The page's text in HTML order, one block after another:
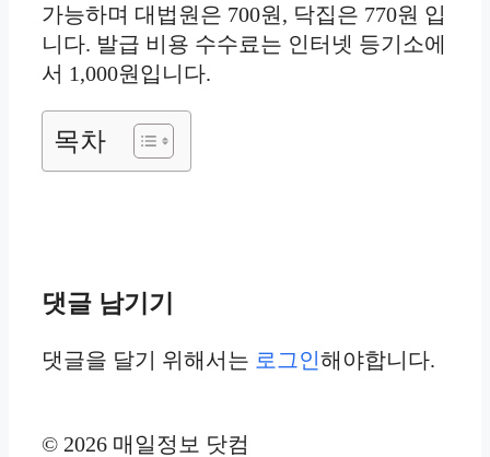
가능하며 대법원은 700원, 닥집은 770원 입
니다. 발급 비용 수수료는 인터넷 등기소에
서 1,000원입니다.
목차
댓글 남기기
댓글을 달기 위해서는 로그인해야합니다.
© 2026 매일정보 닷컴